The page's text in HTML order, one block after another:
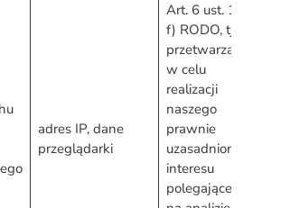
adres IP, dane
przeglądarki
Art. 6 ust. 1 lit.
f) RODO, tj.
przetwarzanie
w celu
realizacji
naszego
prawnie
uzasadnionego
interesu
polegającego